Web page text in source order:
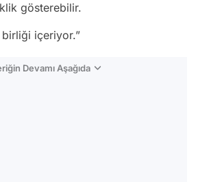
gösterebilir.
içeriyor.”
Devamı Aşağıda